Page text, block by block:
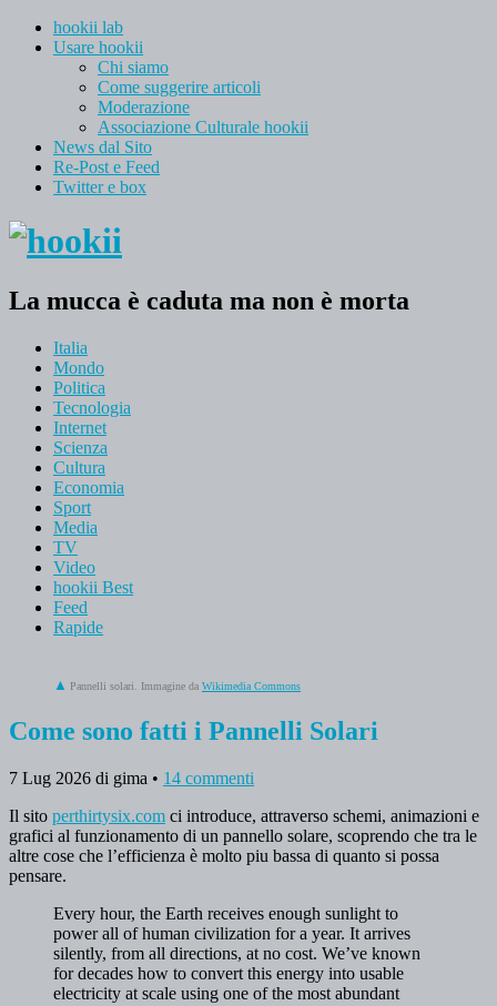
hookii lab
Usare hookii
Chi siamo
Come suggerire articoli
Moderazione
Associazione Culturale hookii
News dal Sito
Re-Post e Feed
Twitter e box
La mucca è caduta ma non è morta
Italia
Mondo
Politica
Tecnologia
Internet
Scienza
Cultura
Economia
Sport
Media
TV
Video
hookii Best
Feed
Rapide
Pannelli solari. Immagine da Wikimedia Commons
Come sono fatti i Pannelli Solari
7 Lug 2026 di gima • 14 commenti
Il sito perthirtysix.com ci introduce, attraverso schemi, animazioni e
grafici al funzionamento di un pannello solare, scoprendo che tra le
altre cose che l’efficienza è molto piu bassa di quanto si possa
pensare.
Every hour, the Earth receives enough sunlight to
power all of human civilization for a year. It arrives
silently, from all directions, at no cost. We’ve known
for decades how to convert this energy into usable
electricity at scale using one of the most abundant